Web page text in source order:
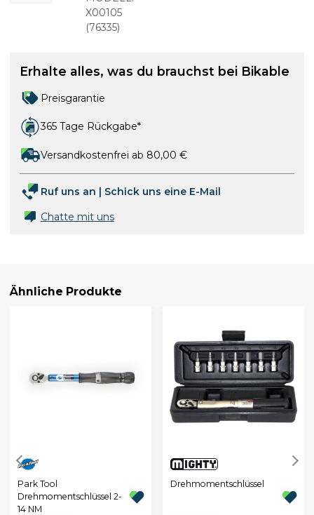
X00105
(76335)
Erhalte alles, was du brauchst bei Bikable
Preisgarantie
365 Tage Rückgabe*
Versandkostenfrei ab 80,00 €
Ruf uns an | Schick uns eine E-Mail
Chatte mit uns
Ähnliche Produkte
Park Tool
Drehmomentschlüssel 2-
14 NM
Drehmomentschlüssel